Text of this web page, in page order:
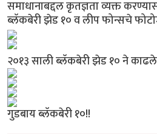
समाधानाबद्दल कृतज्ञता व्यक्त
ब्लॅकबेरी झेड १० व लीप फोन्सचे
२०१३ साली ब्लॅकबेरी झेड १० ने
गुडबाय ब्लॅकबेरी १०!!